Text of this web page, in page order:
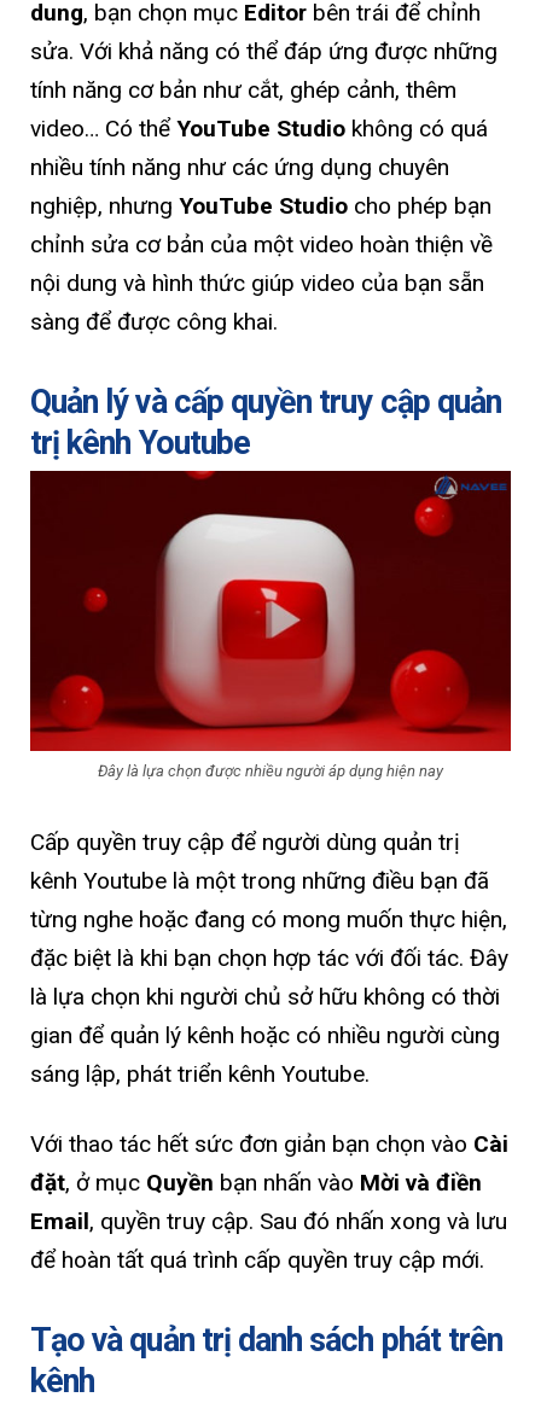
dung, bạn chọn mục Editor bên trái để chỉnh
sửa. Với khả năng có thể đáp ứng được những
tính năng cơ bản như cắt, ghép cảnh, thêm
video… Có thểYouTube Studio không có quá
nhiều tính năng như các ứng dụng chuyên
nghiệp, nhưng YouTube Studio cho phép bạn
chỉnh sửa cơ bản của một video hoàn thiện về
nội dung và hình thức giúp video của bạn sẵn
sàng để được công khai.
Quản lý và cấp quyền truy cập quản
trị kênh Youtube
Đây là lựa chọn được nhiều người áp dụng hiện nay
Cấp quyền truy cập để người dùng quản trị
kênh Youtube là một trong những điều bạn đã
từng nghe hoặc đang có mong muốn thực hiện,
đặc biệt là khi bạn chọn hợp tác với đối tác. Đây
là lựa chọn khi người chủ sở hữu không có thời
gian để quản lý kênh hoặc có nhiều người cùng
sáng lập, phát triển kênh Youtube.
Với thao tác hết sức đơn giản bạn chọn vào Cài
đặt, ở mục Quyền bạn nhấn vào Mời và điền
Email, quyền truy cập. Sau đó nhấn xong và lưu
để hoàn tất quá trình cấp quyền truy cập mới.
Tạo và quản trị danh sách phát trên
kênh